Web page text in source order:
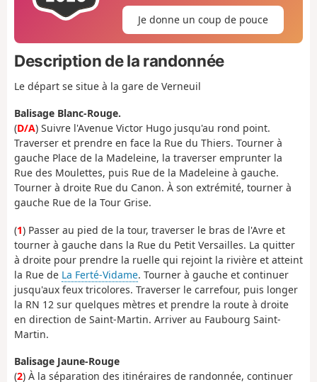
Je donne un coup de pouce
Description de la randonnée
Le départ se situe à la gare de Verneuil
Balisage Blanc-Rouge.
(D/A) Suivre l'Avenue Victor Hugo jusqu'au rond point.
Traverser et prendre en face la Rue du Thiers. Tourner à
gauche Place de la Madeleine, la traverser emprunter la
Rue des Moulettes, puis Rue de la Madeleine à gauche.
Tourner à droite Rue du Canon. À son extrémité, tourner à
gauche Rue de la Tour Grise.
(1) Passer au pied de la tour, traverser le bras de l'Avre et
tourner à gauche dans la Rue du Petit Versailles. La quitter
à droite pour prendre la ruelle qui rejoint la rivière et atteint
la Rue de La Ferté-Vidame. Tourner à gauche et continuer
jusqu'aux feux tricolores. Traverser le carrefour, puis longer
la RN 12 sur quelques mètres et prendre la route à droite
en direction de Saint-Martin. Arriver au Faubourg Saint-
Martin.
Balisage Jaune-Rouge
(2) À la séparation des itinéraires de randonnée, continuer